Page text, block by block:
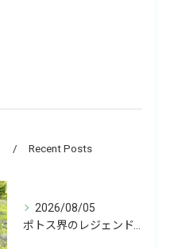
Recent Posts
2026/08/05